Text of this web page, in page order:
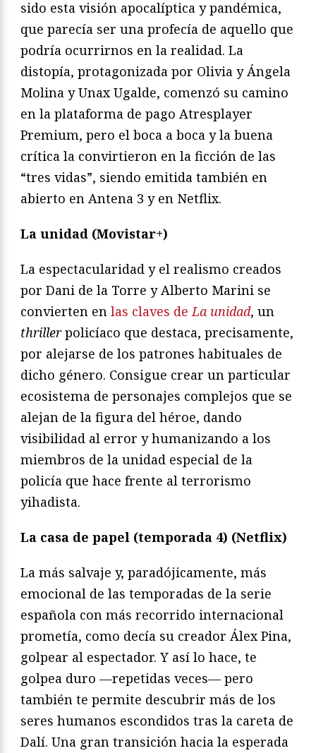
sido esta visión apocalíptica y pandémica,
que parecía ser una profecía de aquello que
podría ocurrirnos en la realidad. La
distopía, protagonizada por Olivia y Ángela
Molina y Unax Ugalde, comenzó su camino
en la plataforma de pago Atresplayer
Premium, pero el boca a boca y la buena
crítica la convirtieron en la ficción de las
“tres vidas”, siendo emitida también en
abierto en Antena 3 y en Netflix.
La unidad (Movistar+)
La espectacularidad y el realismo creados
por Dani de la Torre y Alberto Marini se
convierten en las claves de La unidad, un
thrillerpolicíaco que destaca, precisamente,
por alejarse de los patrones habituales de
dicho género. Consigue crear un particular
ecosistema de personajes complejos que se
alejan de la figura del héroe, dando
visibilidad al error y humanizando a los
miembros de la unidad especial de la
policía que hace frente al terrorismo
yihadista.
La casa de papel (temporada 4) (Netflix)
La más salvaje y, paradójicamente, más
emocional de las temporadas de la serie
española con más recorrido internacional
prometía, como decía su creador Álex Pina,
golpear al espectador. Y así lo hace, te
golpea duro —repetidas veces— pero
también te permite descubrir más de los
seres humanos escondidos tras la careta de
Dalí. Una gran transición hacia la esperada